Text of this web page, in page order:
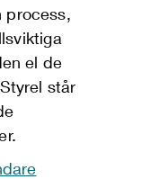
process,
el de
står